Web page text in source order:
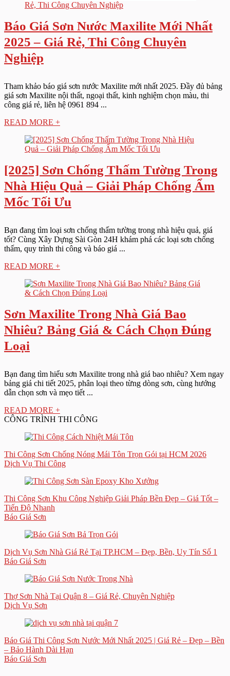
Báo Giá Sơn Nước Maxilite Mới Nhất
2025 – Giá Rẻ, Thi Công Chuyên
Nghiệp
Tham khảo báo giá sơn nước Maxilite mới nhất 2025. Đầy đủ bảng
giá sơn Maxilite nội thất, ngoại thất, kinh nghiệm chọn màu, thi
công giá rẻ, liên hệ 0961 894 ...
READ MORE +
[2025] Sơn Chống Thấm Tường Trong
Nhà Hiệu Quả – Giải Pháp Chống Ẩm
Mốc Tối Ưu
Bạn đang tìm loại sơn chống thấm tường trong nhà hiệu quả, giá
tốt? Cùng Xây Dựng Sài Gòn 24H khám phá các loại sơn chống
thấm, quy trình thi công và báo giá ...
READ MORE +
Sơn Maxilite Trong Nhà Giá Bao
Nhiêu? Bảng Giá & Cách Chọn Đúng
Loại
Bạn đang tìm hiểu sơn Maxilite trong nhà giá bao nhiêu? Xem ngay
bảng giá chi tiết 2025, phân loại theo từng dòng sơn, cùng hướng
dẫn chọn sơn và mẹo tiết ...
READ MORE +
CÔNG TRÌNH THI CÔNG
Thi Công Sơn Chống Nóng Mái Tôn Trọn Gói tại HCM 2026
Dịch Vụ Thi Công
Thi Công Sơn Khu Công Nghiệp Giải Pháp Bền Đẹp – Giá Tốt –
Tiến Độ Nhanh
Báo Giá Sơn
Dịch Vụ Sơn Nhà Giá Rẻ Tại TP.HCM – Đẹp, Bền, Uy Tín Số 1
Báo Giá Sơn
Thợ Sơn Nhà Tại Quận 8 – Giá Rẻ, Chuyên Nghiệp
Dịch Vụ Sơn
Báo Giá Thi Công Sơn Nước Mới Nhất 2025 | Giá Rẻ – Đẹp – Bền
– Bảo Hành Dài Hạn
Báo Giá Sơn